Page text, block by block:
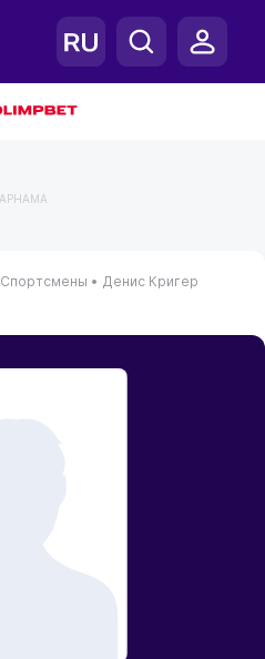
Спортсмены • Денис Кригер